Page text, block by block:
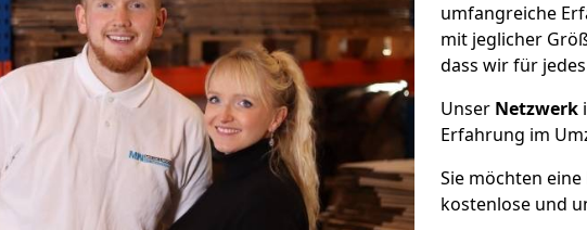
umfangreiche
mit jeglicher
dass wir für
Unser Netzwerk
Erfahrung im
Sie möchten eine
kostenlose und